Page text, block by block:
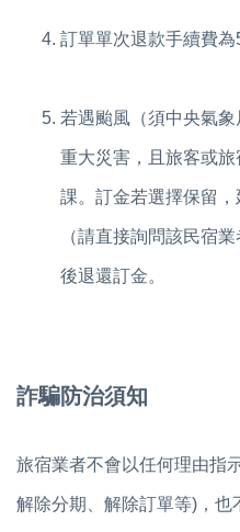
訂單單次退款手續費為
若遇颱風（須中央氣
重大災害，且旅客或
課。訂金若選擇保留
（請直接詢問該民宿
後退還訂金。
詐騙防治須知
旅宿業者不會以任何理由指
解除分期、解除訂單等)，也